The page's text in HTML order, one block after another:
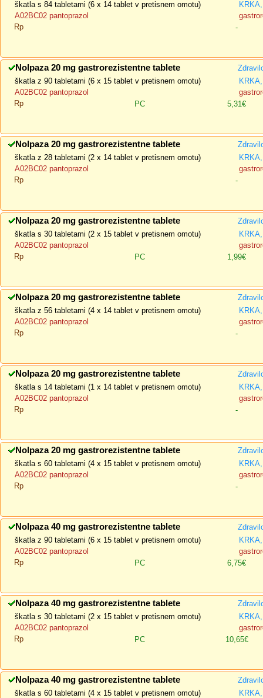
škatla s 84 tabletami (6 x 14 tablet v pretisnem omotu)
A02BC02 pantoprazol
Rp
-
Nolpaza 20 mg gastrorezistentne tablete
škatla z 90 tabletami (6 x 15 tablet v pretisnem omotu)
A02BC02 pantoprazol
Rp
PC 5,31€
Nolpaza 20 mg gastrorezistentne tablete
škatla z 28 tabletami (2 x 14 tablet v pretisnem omotu)
A02BC02 pantoprazol
Rp
-
Nolpaza 20 mg gastrorezistentne tablete
škatla s 30 tabletami (2 x 15 tablet v pretisnem omotu)
A02BC02 pantoprazol
Rp
PC 1,99€
Nolpaza 20 mg gastrorezistentne tablete
škatla z 56 tabletami (4 x 14 tablet v pretisnem omotu)
A02BC02 pantoprazol
Rp
-
Nolpaza 20 mg gastrorezistentne tablete
škatla s 14 tabletami (1 x 14 tablet v pretisnem omotu)
A02BC02 pantoprazol
Rp
-
Nolpaza 20 mg gastrorezistentne tablete
škatla s 60 tabletami (4 x 15 tablet v pretisnem omotu)
A02BC02 pantoprazol
Rp
-
Nolpaza 40 mg gastrorezistentne tablete
škatla z 90 tabletami (6 x 15 tablet v pretisnem omotu)
A02BC02 pantoprazol
Rp
PC 6,75€
Nolpaza 40 mg gastrorezistentne tablete
škatla s 30 tabletami (2 x 15 tablet v pretisnem omotu)
A02BC02 pantoprazol
Rp
PC 10,65€
Nolpaza 40 mg gastrorezistentne tablete
škatla s 60 tabletami (4 x 15 tablet v pretisnem omotu)